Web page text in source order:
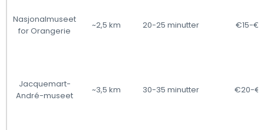
Nasjonalmuseet
for Orangerie
~2,5 km 20-25 minutter €15-
Jacquemart-
André-museet
~3,5 km 30-35 minutter €20-